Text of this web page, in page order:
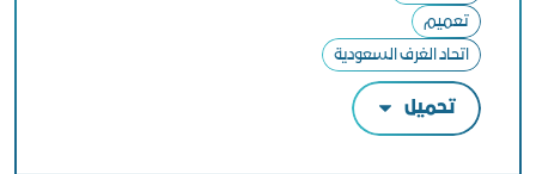
تعميم
اتحاد الغرف السعودية
تحميل